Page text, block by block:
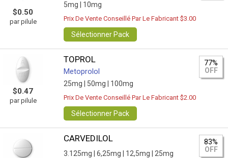
$0.50
par pilule
5mg | 10mg
Prix De Vente Conseillé Par Le Fabricant $3.00
Sélectionner Pack
$0.47
par pilule
TOPROL
Metoprolol
25mg | 50mg | 100mg
77%
OFF
Prix De Vente Conseillé Par Le Fabricant $2.00
Sélectionner Pack
CARVEDILOL
3.125mg | 6,25mg | 12,5mg | 25mg
83%
OFF